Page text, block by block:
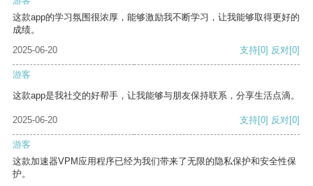
这款app的学习氛围很浓厚，能够激励我不断学习，让我能够取得更好的
成绩。
2025-06-20
支持[0] 反对[0]
游客
这款app是我社交的好帮手，让我能够与朋友保持联系，分享生活点滴。
2025-06-20 支持[0] 反对[0]
游客
这款加速器VPM应用程序已经为我们带来了无限的隐私保护和安全性保
护。